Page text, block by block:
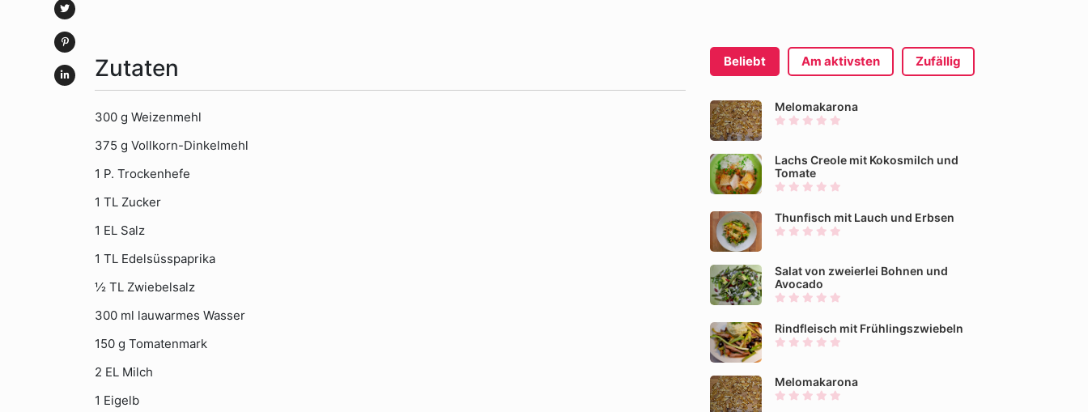
Zutaten
300 g Weizenmehl
375 g Vollkorn-Dinkelmehl
1 P. Trockenhefe
1 TL Zucker
1 EL Salz
1 TL Edelsüsspaprika
½ TL Zwiebelsalz
300 ml lauwarmes Wasser
150 g Tomatenmark
2 EL Milch
1 Eigelb
Beliebt Am aktivsten Zufällig
Melomakarona
Lachs Creole mit Kokosmilch und
Tomate
Thunfisch mit Lauch und Erbsen
Salat von zweierlei Bohnen und
Avocado
Rindfleisch mit Frühlingszwiebeln
Melomakarona